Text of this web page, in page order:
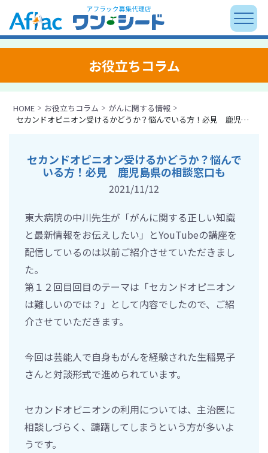
お役立ちコラム
HOME お役立ちコラム
がんに関する情報
セカンドオピニオン受けるかどうか？悩んでいる方！必見 鹿児島県の相談窓口も
セカンドオピニオン受けるかどうか？悩んで
いる方！必見 鹿児島県の相談窓口も
2021/11/12
東大病院の中川先生が「がんに関する正しい知識
と最新情報をお伝えしたい」とYouTubeの講座を
配信しているのは以前ご紹介させていただきまし
た。
第１２回目回目のテーマは「セカンドオピニオン
は難しいのでは？」として内容でしたので、ご紹
介させていただきます。
今回は芸能人で自身もがんを経験された生稲晃子
さんと対談形式で進められています。
セカンドオピニオンの利用については、主治医に
相談しづらく、躊躇してしまうという方が多いよ
うです。